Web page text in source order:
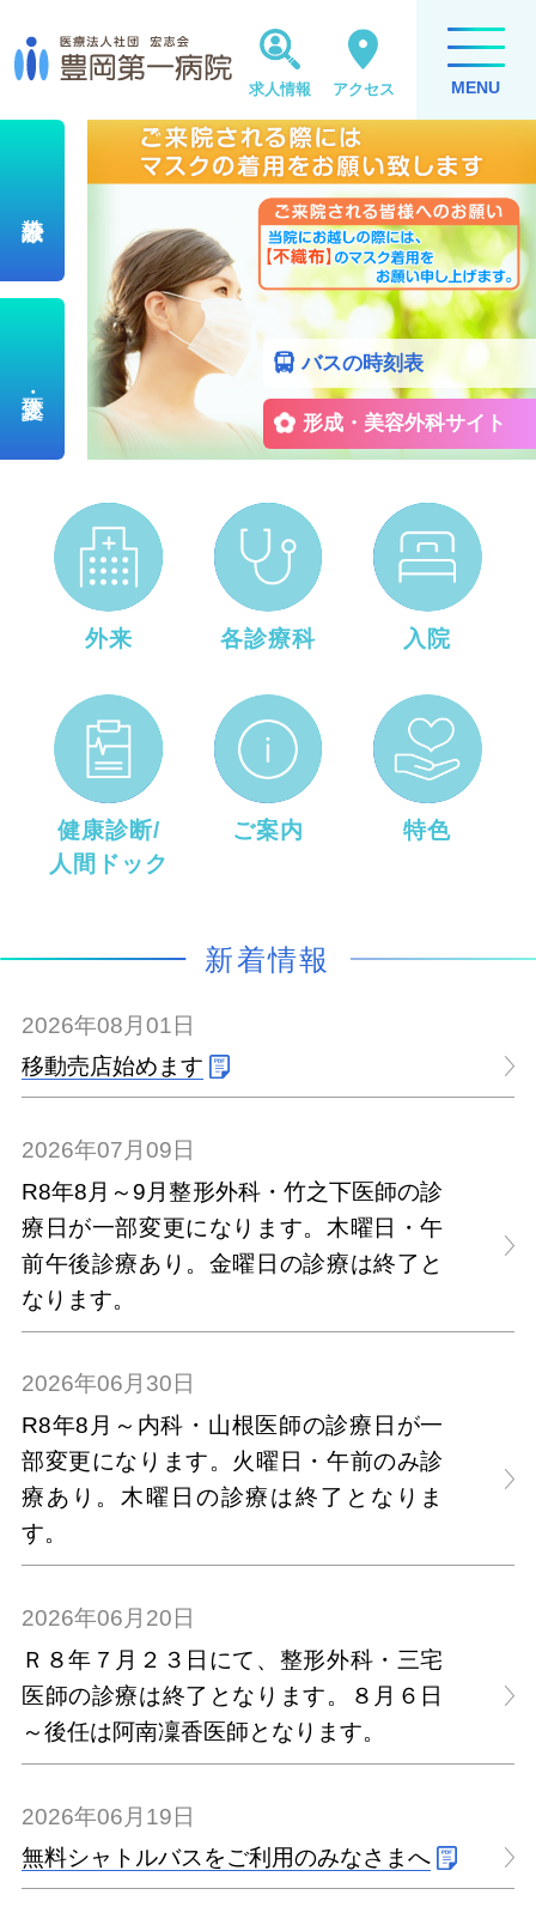
求人情報 アクセス MENU
バスの時刻表
形成・美容外科サイト
外来 各診療科 入院
健康診断/
人間ドック
ご案内 特色
新着情報
2026年08月01日
移動売店始めます
2026年07月09日
R8年8月～9月整形外科・竹之下医師の診
療日が一部変更になります。木曜日・午
前午後診療あり。金曜日の診療は終了と
なります。
2026年06月30日
R8年8月～内科・山根医師の診療日が一
部変更になります。火曜日・午前のみ診
療あり。木曜日の診療は終了となりま
す。
2026年06月20日
Ｒ８年７月２３日にて、整形外科・三宅
医師の診療は終了となります。８月６日
～後任は阿南凜香医師となります。
2026年06月19日
無料シャトルバスをご利用のみなさまへ